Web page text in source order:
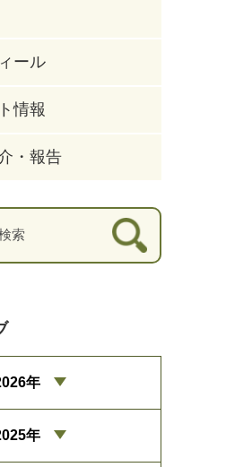
ール
情報
・報告
年
年